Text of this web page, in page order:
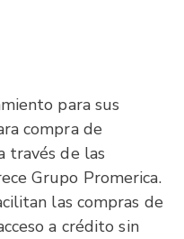
para sus
compra de
través de las
Grupo Promerica.
las compras de
a crédito sin